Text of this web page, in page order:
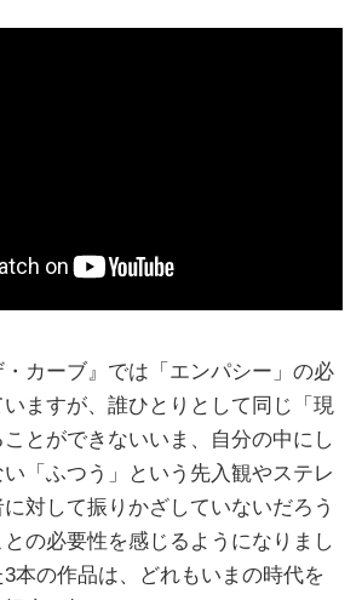
・カーブ』では「エンパシー」の必
ますが、誰ひとりとして同じ「現
とができないいま、自分の中にし
「ふつう」という先入観やステレ
対して振りかざしていないだろう
の必要性を感じるようになりまし
本の作品は、どれもいまの時代を